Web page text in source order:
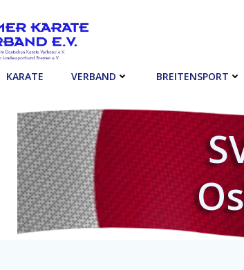
KARATE VERBAND BREITENSPORT